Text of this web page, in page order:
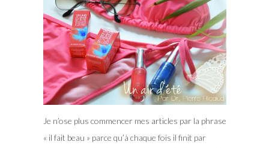
Je n’ose plus commencer mes articles par la phrase
« il fait beau » parce qu’à chaque fois il finit par